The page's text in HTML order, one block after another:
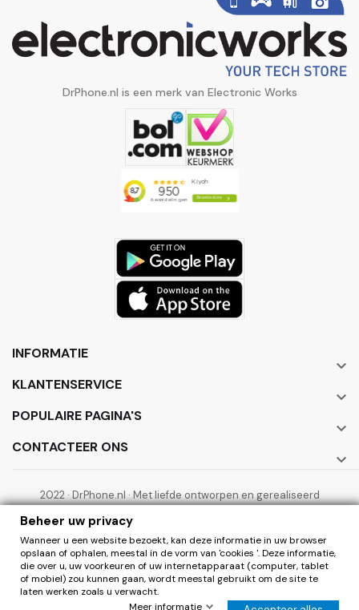
DrPhone.nl is een merk van Electronic Works
INFORMATIE

KLANTENSERVICE

POPULAIRE PAGINA'S

CONTACTEER ONS

2022 · DrPhone.nl · Met liefde ontworpen en gerealiseerd
0
Beheer uw privacy
Wanneer u een website bezoekt, kan deze informatie in uw browser
opslaan of ophalen, meestal in de vorm van 'cookies '. Deze informatie,
die over u, uw voorkeuren of uw internetapparaat (computer, tablet
of mobiel) zou kunnen gaan, wordt meestal gebruikt om de site te
laten werken zoals u verwacht.
Meer informatie